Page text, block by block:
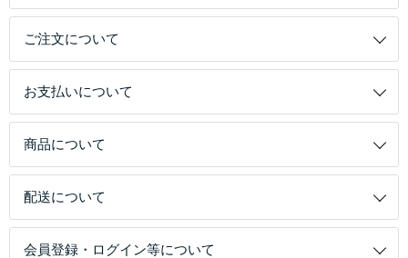
ご注文について
お支払いについて
商品について
配送について
会員登録・ログイン等について